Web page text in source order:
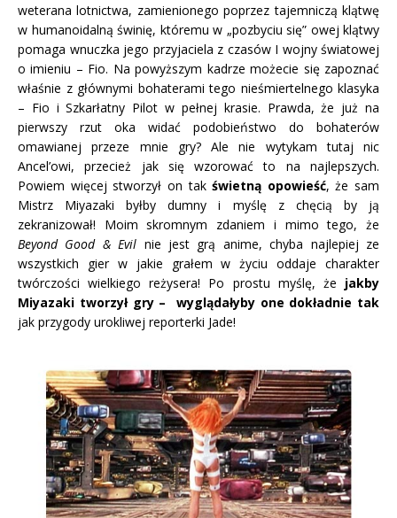
weterana lotnictwa, zamienionego poprzez tajemniczą klątwę
w humanoidalną świnię, któremu w „pozbyciu się” owej klątwy
pomaga wnuczka jego przyjaciela z czasów I wojny światowej
o imieniu – Fio. Na powyższym kadrze możecie się zapoznać
właśnie z głównymi bohaterami tego nieśmiertelnego klasyka
– Fio i Szkarłatny Pilot w pełnej krasie. Prawda, że już na
pierwszy rzut oka widać podobieństwo do bohaterów
omawianej przeze mnie gry? Ale nie wytykam tutaj nic
Ancel’owi, przecież jak się wzorować to na najlepszych.
Powiem więcej stworzył on takświetną opowieść, że sam
Mistrz Miyazaki byłby dumny i myślę z chęcią by ją
zekranizował! Moim skromnym zdaniem i mimo tego, że
Beyond Good & Evil nie jest grą anime, chyba najlepiej ze
wszystkich gier w jakie grałem w życiu oddaje charakter
twórczości wielkiego reżysera! Po prostu myślę, że jakby
Miyazaki tworzył gry – wyglądałyby one dokładnie tak
jak przygody urokliwej reporterki Jade!